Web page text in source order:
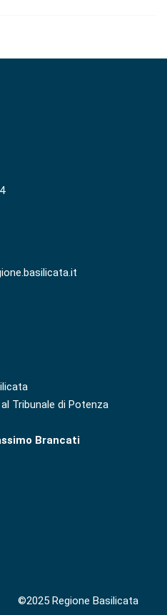
Tribunale di Potenza
Brancati
©2025 Regione Basilicata